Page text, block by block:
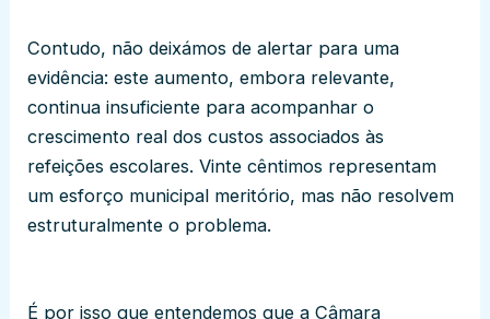
Contudo, não deixámos de alertar para uma
evidência: este aumento, embora relevante,
continua insuficiente para acompanhar o
crescimento real dos custos associados às
refeições escolares. Vinte cêntimos representam
um esforço municipal meritório, mas não resolvem
estruturalmente o problema.
É por isso que entendemos que a Câmara